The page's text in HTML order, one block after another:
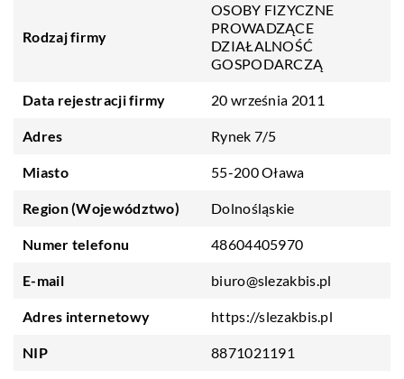
Rodzaj firmy
OSOBY FIZYCZNE
PROWADZĄCE
DZIAŁALNOŚĆ
GOSPODARCZĄ
Data rejestracji firmy 20 września 2011
Adres Rynek 7/5
Miasto 55-200 Oława
Region (Województwo) Dolnośląskie
Numer telefonu 48604405970
E-mail biuro@slezakbis.pl
Adres internetowy https://slezakbis.pl
NIP 8871021191